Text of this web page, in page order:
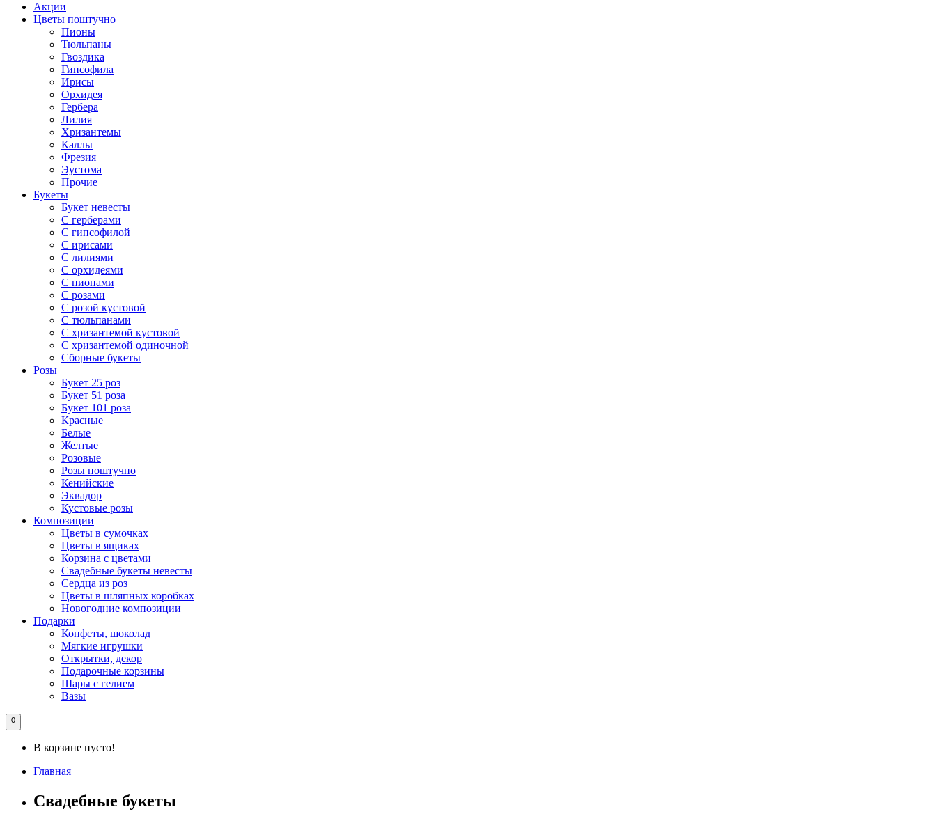
Акции
Цветы поштучно
Пионы
Тюльпаны
Гвоздика
Гипсофила
Ирисы
Орхидея
Гербера
Лилия
Хризантемы
Каллы
Фрезия
Эустома
Прочие
Букеты
Букет невесты
С герберами
С гипсофилой
С ирисами
С лилиями
С орхидеями
С пионами
С розами
С розой кустовой
С тюльпанами
С хризантемой кустовой
С хризантемой одиночной
Сборные букеты
Розы
Букет 25 роз
Букет 51 роза
Букет 101 роза
Красные
Белые
Желтые
Розовые
Розы поштучно
Кенийские
Эквадор
Кустовые розы
Композиции
Цветы в сумочках
Цветы в ящиках
Корзина с цветами
Свадебные букеты невесты
Сердца из роз
Цветы в шляпных коробках
Новогодние композиции
Подарки
Конфеты, шоколад
Мягкие игрушки
Открытки, декор
Подарочные корзины
Шары с гелием
Вазы
0
В корзине пусто!
Главная
Свадебные букеты